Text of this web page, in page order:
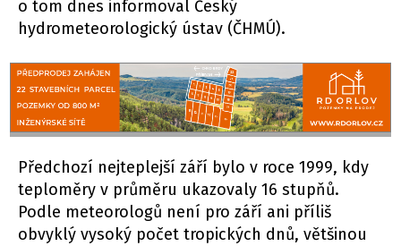
o tom dnes informoval Český
hydrometeorologický ústav (ČHMÚ).
Předchozí nejteplejší září bylo v roce 1999, kdy
teploměry v průměru ukazovaly 16 stupňů.
Podle meteorologů není pro září ani příliš
obvyklý vysoký počet tropických dnů, většinou